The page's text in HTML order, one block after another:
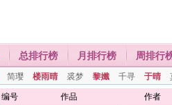
总排行榜 月排行榜 周排行
简璎 楼雨晴 裘梦 黎孅 千寻 于晴
编号 作品
作者